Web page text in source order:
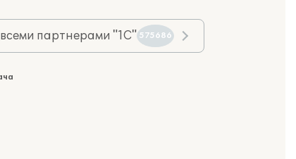
партнерами "1С" 575686